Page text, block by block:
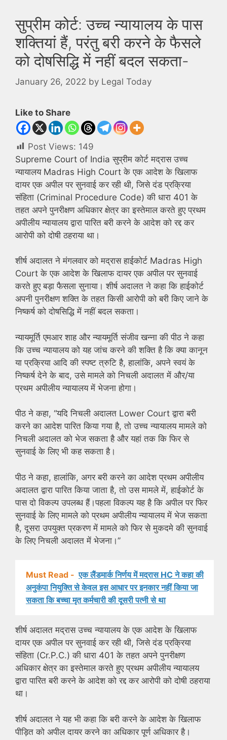
सुप्रीम कोर्ट: उच्च न्यायालय के पास
शक्तियां हैं, परंतु बरी करने के फैसले
को दोषसिद्धि में नहीं बदल सकता-
January 26, 2022 by Legal Today
Like to Share
Post Views: 149
Supreme Court of India सुप्रीम कोर्ट मद्रास उच्च
न्यायालय Madras High Court के एक आदेश के खिलाफ
दायर एक अपील पर सुनवाई कर रही थी, जिसे दंड प्रक्रिया
संहिता (Criminal Procedure Code) की धारा 401 के
तहत अपने पुनरीक्षण अधिकार क्षेत्र का इस्तेमाल करते हुए प्रथम
अपीलीय न्यायालय द्वारा पारित बरी करने के आदेश को रद्द कर
आरोपी को दोषी ठहराया था।
शीर्ष अदालत ने मंगलवार को मद्रास हाईकोर्ट Madras High
Court के एक आदेश के खिलाफ दायर एक अपील पर सुनवाई
करते हुए बड़ा फैसला सुनाया। शीर्ष अदालत ने कहा कि हाईकोर्ट
अपनी पुनरीक्षण शक्ति के तहत किसी आरोपी को बरी किए जाने के
निष्कर्ष को दोषसिद्धि में नहीं बदल सकता।
न्यायमूर्ति एमआर शाह और न्यायमूर्ति संजीव खन्ना की पीठ ने कहा
कि उच्च न्यायालय को यह जांच करने की शक्ति है कि क्या कानून
या प्रक्रिया आदि की स्पष्ट त्रुटि है, हालांकि, अपने स्वयं के
निष्कर्ष देने के बाद, उसे मामले को निचली अदालत में और/या
प्रथम अपीलीय न्यायालय में भेजना होगा।
पीठ ने कहा, “यदि निचली अदालत Lower Court द्वारा बरी
करने का आदेश पारित किया गया है, तो उच्च न्यायालय मामले को
निचली अदालत को भेज सकता है और यहां तक कि फिर से
सुनवाई के लिए भी कह सकता है।
पीठ ने कहा, हालांकि, अगर बरी करने का आदेश प्रथम अपीलीय
अदालत द्वारा पारित किया जाता है, तो उस मामले में, हाईकोर्ट के
पास दो विकल्प उपलब्ध हैं।पहला विकल्प यह है कि अपील पर फिर
सुनवाई के लिए मामले को प्रथम अपीलीय न्यायालय में भेज सकता
है, दूसरा उपयुक्त प्रकरण में मामले को फिर से मुकदमे की सुनवाई
के लिए निचली अदालत में भेजना।’’
Must Read - एक लैंडमार्क निर्णय में मद्रास HC ने कहा की
अनुकंपा नियुक्ति से केवल इस आधार पर इनकार नहीं किया जा
सकता कि बच्चा मृत कर्मचारी की दूसरी पत्नी से था
शीर्ष अदालत मद्रास उच्च न्यायालय के एक आदेश के खिलाफ
दायर एक अपील पर सुनवाई कर रही थी, जिसे दंड प्रक्रिया
संहिता (Cr.P.C.) की धारा 401 के तहत अपने पुनरीक्षण
अधिकार क्षेत्र का इस्तेमाल करते हुए प्रथम अपीलीय न्यायालय
द्वारा पारित बरी करने के आदेश को रद्द कर आरोपी को दोषी ठहराया
था।
शीर्ष अदालत ने यह भी कहा कि बरी करने के आदेश के खिलाफ
पीड़ित को अपील दायर करने का अधिकार पूर्ण अधिकार है।